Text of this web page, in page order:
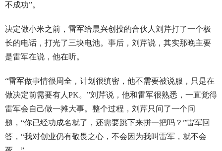
不成功”。
决定做小米之前，雷军给晨兴创投的合伙人刘芹打了一个极
长的电话，打光了三块电池。事后，刘芹说，其实那晚主要
是雷军在说，他在听。
“雷军做事情很周全，计划很缜密，他不需要被说服，只是在
做决定前需要有人PK。”刘芹说，他和雷军很熟悉，一直觉得
雷军会自己做一摊大事。整个过程，刘芹只问了一个问
题，“你已经功成名就了，还需要跳下来拼一把吗？”雷军回
答，“我对创业仍有敬畏之心，不会因为我叫雷军，就不会